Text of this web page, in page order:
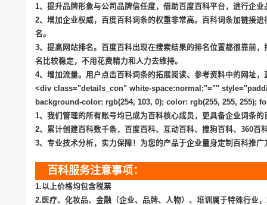
1、提升品牌形象与公司品牌信任度，借助百度百科平台，进行企
2、增加企业权威，百度百科词条的权重非常高。百科词条加链接
名。
3、提高网站排名。百度百科出现在搜索结果的排名位置都很靠前
名比较稳定，不用花费精力和人力去维持。
4、增加流量。用户点击百科词条的拓展阅读、参考资料中的网址
<div class="details_con" white-space:normal;"=""
background-color: rgb(254, 103, 0); color: rgb(255, 255, 255);
1、我们管理的所有账号均已成为百科核心成员，更具备企业词条的
2、累计创建百科数千条，百度百科、互动百科、搜狗百科、360百
3、专业技术分析，实力保障！为您的产品于企业量身定制百科推
百科服务注意事项：
1.以上价格均包含税票
2.医疗、化妆品、金融（企业、品牌、人物）、培训属于特殊行业